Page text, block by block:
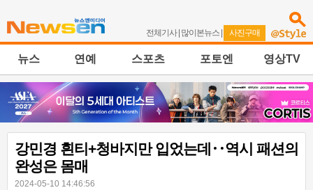
전체기사| 많이본뉴스 | 사진구매
뉴스 연예 스포츠 포토엔 영상TV
강민경 흰티+청바지만 입었는데‥역시 패션의
완성은 몸매
2024-05-10 14:46:56